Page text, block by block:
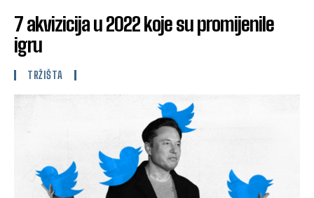
7 akvizicija u 2022 koje su promijenile
igru
TRŽIŠTA